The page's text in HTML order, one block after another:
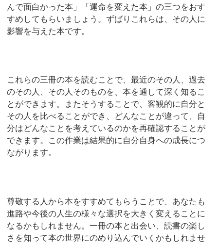
んで面白かった本」「運命を変えた本」の三つをおす
すめしてもらいましょう。ずばりこれらは、その人に
影響を与えた本です。
これらの三冊の本を読むことで、最近のその人、過去
のその人、その人そのものを、本を通して深く知るこ
とができます。またそうすることで、客観的に自分と
その人を比べることができ、どんなことが違って、自
分はどんなことを考えているのかを再確認することが
できます。この作業は結果的に自分自身への成長につ
ながります。
尊敬する人から本をすすめてもらうことで、あなたも
進路や今後の人生の様々な選択を大きく変えることに
なるかもしれません。一冊の本と出会い、読書の楽し
さを知って本の世界にのめり込んでいくかもしれませ